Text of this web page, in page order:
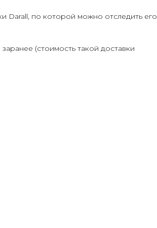
Darall, по которой можно отследить его
(стоимость такой доставки